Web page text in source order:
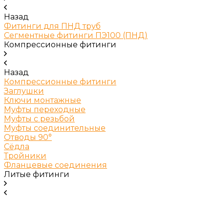
Назад
Фитинги для ПНД труб
Сегментные фитинги ПЭ100 (ПНД)
Компрессионные фитинги
Назад
Компрессионные фитинги
Заглушки
Ключи монтажные
Муфты переходные
Муфты с резьбой
Муфты соединительные
Отводы 90°
Сёдла
Тройники
Фланцевые соединения
Литые фитинги